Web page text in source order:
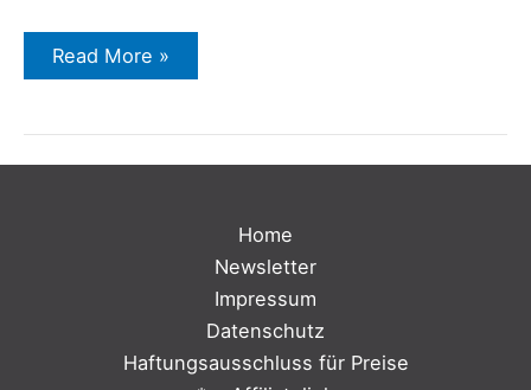
Read More »
Home
Newsletter
Impressum
Datenschutz
Haftungsausschluss für Preise